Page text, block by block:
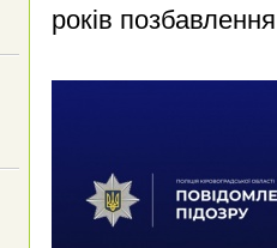
років